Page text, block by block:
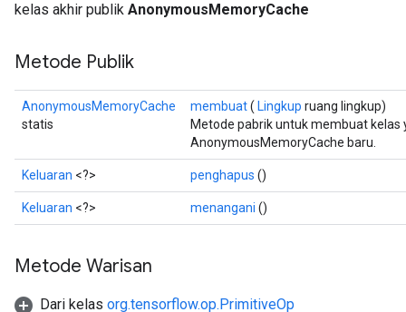
kelas akhir publik AnonymousMemoryCache
Metode Publik
AnonymousMemoryCache
statis
membuat( Lingkup ruang lingkup)
Metode pabrik untuk membuat
AnonymousMemoryCache baru.
Keluaran <?> penghapus ()
Keluaran <?> menangani ()
Metode Warisan
Dari kelas org.tensorflow.op.PrimitiveOp